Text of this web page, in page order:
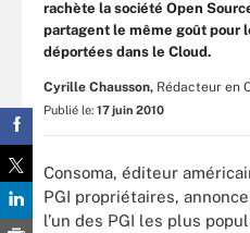
rachète la société Open
partagent le même goût pour
déportées dans le Cloud.
Cyrille Chausson, Rédacteur en
Publié le: 17 juin 2010
Consoma, éditeur
PGI propriétaires,
l’un des PGI les plus